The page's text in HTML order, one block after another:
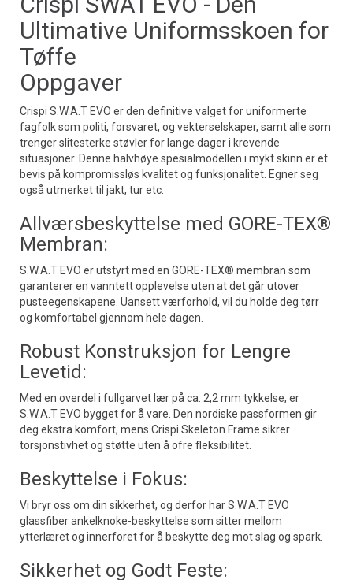
Ultimative Uniformsskoen for
Tøffe
Oppgaver
Crispi S.W.A.T EVO er den definitive valget for uniformerte
fagfolk som politi, forsvaret, og vekterselskaper, samt alle som
trenger slitesterke støvler for lange dager i krevende
situasjoner. Denne halvhøye spesialmodellen i mykt skinn er et
bevis på kompromissløs kvalitet og funksjonalitet. Egner seg
også utmerket til jakt, tur etc.
Allværsbeskyttelse med GORE-TEX®
Membran:
S.W.A.T EVO er utstyrt med en GORE-TEX® membran som
garanterer en vanntett opplevelse uten at det går utover
pusteegenskapene. Uansett værforhold, vil du holde deg tørr
og komfortabel gjennom hele dagen.
Robust Konstruksjon for Lengre
Levetid:
Med en overdel i fullgarvet lær på ca. 2,2 mm tykkelse, er
S.W.A.T EVO bygget for å vare. Den nordiske passformen gir
deg ekstra komfort, mens Crispi Skeleton Frame sikrer
torsjonstivhet og støtte uten å ofre fleksibilitet.
Beskyttelse i Fokus:
Vi bryr oss om din sikkerhet, og derfor har S.W.A.T EVO
glassfiber ankelknoke-beskyttelse som sitter mellom
ytterlæret og innerforet for å beskytte deg mot slag og spark.
Sikkerhet og Godt Feste: